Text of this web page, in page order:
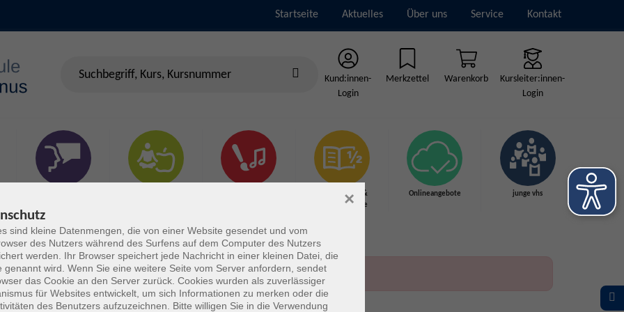
Startseite Aktuelles Über uns Service Kontakt
Kund:innen-
Login
Merkzettel Warenkorb
Kursleiter:innen-
Login
Grundbildung &
Schulabschlüsse
Onlineangebote junge vhs
sind kleine Datenmengen, die von einer Website gesendet und vom
des Nutzers während des Surfens auf dem Computer des Nutzers
werden. Ihr Browser speichert jede Nachricht in einer kleinen Datei, die
genannt wird. Wenn Sie eine weitere Seite vom Server anfordern, sendet
das Cookie an den Server zurück. Cookies wurden als zuverlässiger
für Websites entwickelt, um sich Informationen zu merken oder die
des Benutzers aufzuzeichnen. Bitte willigen Sie in die Verwendung
×